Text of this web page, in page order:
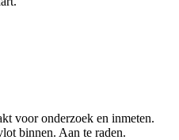
voor onderzoek en inmeten.
binnen. Aan te raden.